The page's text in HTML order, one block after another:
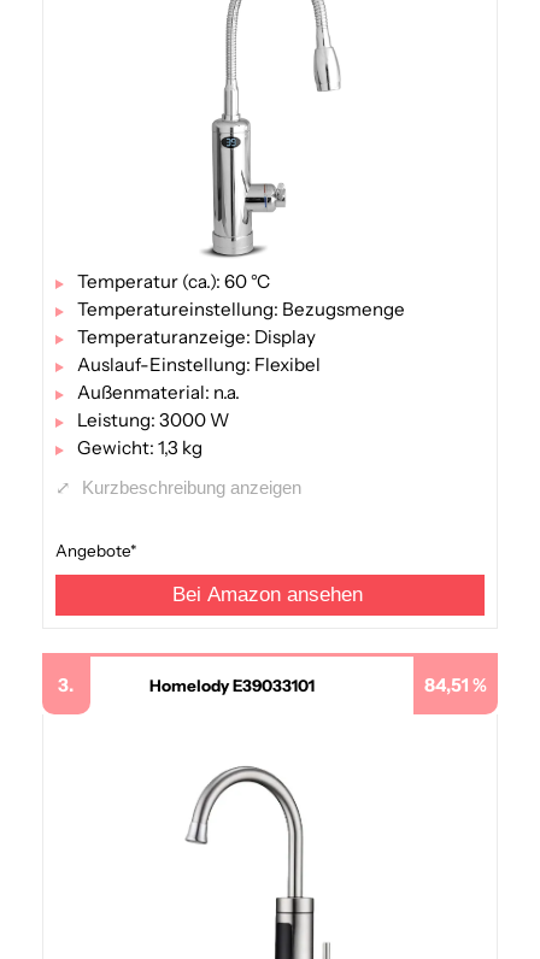
Temperatur (ca.): 60 °C
Temperatureinstellung: Bezugsmenge
Temperaturanzeige: Display
Auslauf-Einstellung: Flexibel
Außenmaterial: n.a.
Leistung: 3000 W
Gewicht: 1,3 kg
⤢ Kurzbeschreibung anzeigen
Angebote*
Bei Amazon ansehen
3. Homelody E39033101 84,51 %